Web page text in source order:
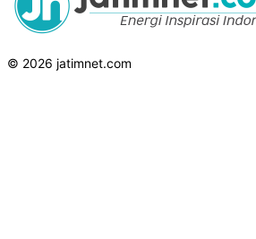
© 2026 jatimnet.com